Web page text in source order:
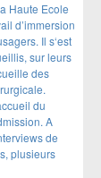
Haute Ecole
d’immersion
Il s‘est
sur leurs
des
du
A
de
plusieurs